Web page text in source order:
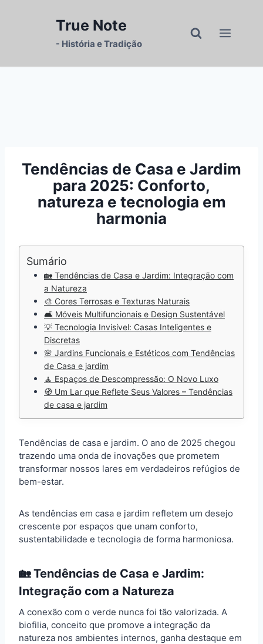
True Note
- História e Tradição
Tendências de Casa e Jardim
para 2025: Conforto,
natureza e tecnologia em
harmonia
Sumário
🏡 Tendências de Casa e Jardim: Integração com
a Natureza
🎨 Cores Terrosas e Texturas Naturais
🛋️ Móveis Multifuncionais e Design Sustentável
💡 Tecnologia Invisível: Casas Inteligentes e
Discretas
🌸 Jardins Funcionais e Estéticos com Tendências
de Casa e jardim
🧘 Espaços de Descompressão: O Novo Luxo
🧭 Um Lar que Reflete Seus Valores – Tendências
de casa e jardim
Tendências de casa e jardim. O ano de 2025 chegou
trazendo uma onda de inovações que prometem
transformar nossos lares em verdadeiros refúgios de
bem-estar.
As tendências em casa e jardim refletem um desejo
crescente por espaços que unam conforto,
sustentabilidade e tecnologia de forma harmoniosa.
🏡 Tendências de Casa e Jardim:
Integração com a Natureza
A conexão com o verde nunca foi tão valorizada. A
biofilia, conceito que promove a integração da
natureza nos ambientes internos, ganha destaque em